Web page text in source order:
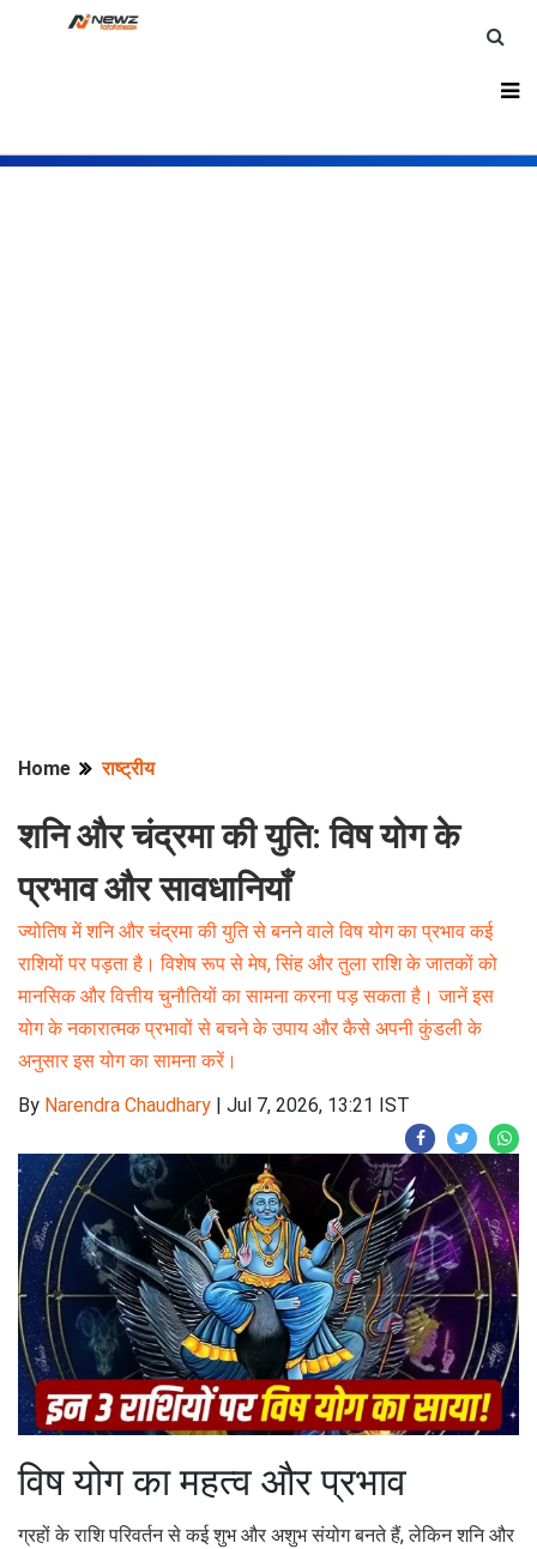
Home राष्ट्रीय
शनि और चंद्रमा की युति: विष योग के
प्रभाव और सावधानियाँ
ज्योतिष में शनि और चंद्रमा की युति से बनने वाले विष योग का प्रभाव कई
राशियों पर पड़ता है। विशेष रूप से मेष, सिंह और तुला राशि के जातकों को
मानसिक और वित्तीय चुनौतियों का सामना करना पड़ सकता है। जानें इस
योग के नकारात्मक प्रभावों से बचने के उपाय और कैसे अपनी कुंडली के
अनुसार इस योग का सामना करें।
By Narendra Chaudhary | Jul 7, 2026, 13:21 IST
विष योग का महत्व और प्रभाव
ग्रहों के राशि परिवर्तन से कई शुभ और अशुभ संयोग बनते हैं, लेकिन शनि और